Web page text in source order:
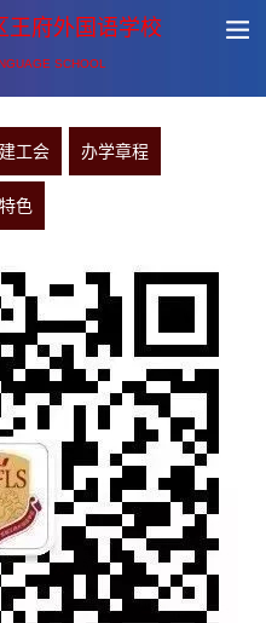
王府外国语学校
SCHOOL
工会 办学章程
色